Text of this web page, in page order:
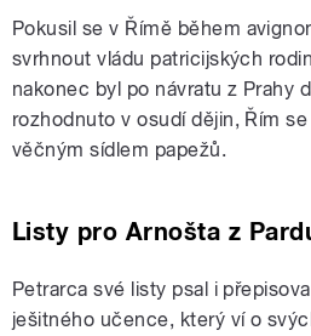
Pokusil se v Římě během
svrhnout vládu patricijských
nakonec byl po návratu z Prahy
rozhodnuto v osudí dějin, Řím
věčným sídlem papežů.
Listy pro Arnošta z
Petrarca své listy psal i
ješitného učence, který ví o